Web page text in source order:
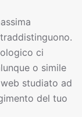
ci
o simile
studiato ad
del tuo